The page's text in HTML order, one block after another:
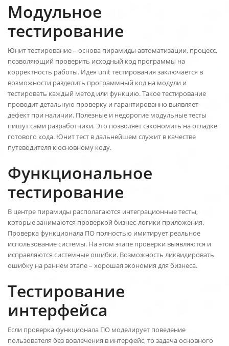
Модульное
тестирование
Юнит тестирование – основа пирамиды автоматизации, процесс,
позволяющий проверить исходный код программы на
корректность работы. Идея unit тестирования заключается в
возможности разделить программный код на модули и
тестировать каждый метод или функцию. Такое тестирование
проводит детальную проверку и гарантированно выявляет
дефект при наличии. Полезные и недорогие модульные тесты
пишут сами разработчики. Это позволяет сэкономить на отладке
готового кода. Юнит тест в дальнейшем служит в качестве
путеводителя к основному коду.
Функциональное
тестирование
В центре пирамиды располагаются интеграционные тесты,
которые занимаются проверкой бизнес-логики приложения.
Проверка функционала ПО полностью имитирует реальное
использование системы. На этом этапе проверки выявляются и
исправляются системные ошибки. Возможность ликвидировать
ошибку на раннем этапе – хорошая экономия для бизнеса.
Тестирование
интерфейса
Если проверка функционала ПО моделирует поведение
пользователя без вовлечения в интерфейс, то задача основного